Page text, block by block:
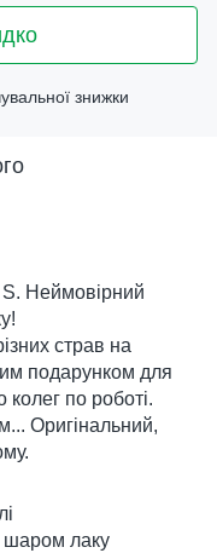
знижки
S. Неймовірний
страв на
подарунком для
колег по роботі.
Оригінальний,
шаром лаку